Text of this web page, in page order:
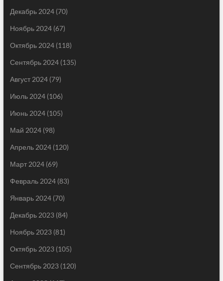
Декабрь 2024(70)
Ноябрь 2024(67)
Октябрь 2024(118)
Сентябрь 2024(135)
Август 2024(79)
Июль 2024(106)
Июнь 2024(105)
Май 2024(98)
Апрель 2024(120)
Март 2024(69)
Февраль 2024(83)
Январь 2024(70)
Декабрь 2023(84)
Ноябрь 2023(81)
Октябрь 2023(105)
Сентябрь 2023(120)